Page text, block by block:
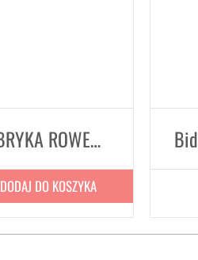
Bidon rowerowy 550ml FABRYKA ROWERÓW Dayia TACX PRO Black
DODAJ DO KOSZYKA